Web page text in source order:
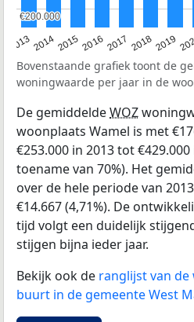
20132014201520162017 20182019
€200.000
€200.000
Bovenstaande grafiek toont de
woningwaarde per jaar in de
De gemiddeldeWOZ
woonplaats Wamel is met
€253.000 in 2013 tot
toename van 70%). Het
over de hele periode van
€14.667 (4,71%). De
tijd volgt een duidelijk
stijgen bijna ieder jaar.
Bekijk ook de ranglijst van
buurt in de gemeente West